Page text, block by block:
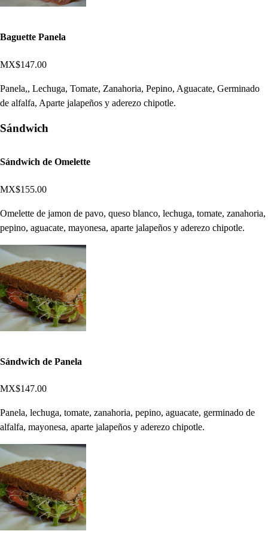
Baguette Panela
MX$147.00
Panela,, Lechuga, Tomate, Zanahoria, Pepino, Aguacate, Germinado
de alfalfa, Aparte jalapeños y aderezo chipotle.
Sándwich
Sándwich de Omelette
MX$155.00
Omelette de jamon de pavo, queso blanco, lechuga, tomate, zanahoria,
pepino, aguacate, mayonesa, aparte jalapeños y aderezo chipotle.
Sándwich de Panela
MX$147.00
Panela, lechuga, tomate, zanahoria, pepino, aguacate, germinado de
alfalfa, mayonesa, aparte jalapeños y aderezo chipotle.